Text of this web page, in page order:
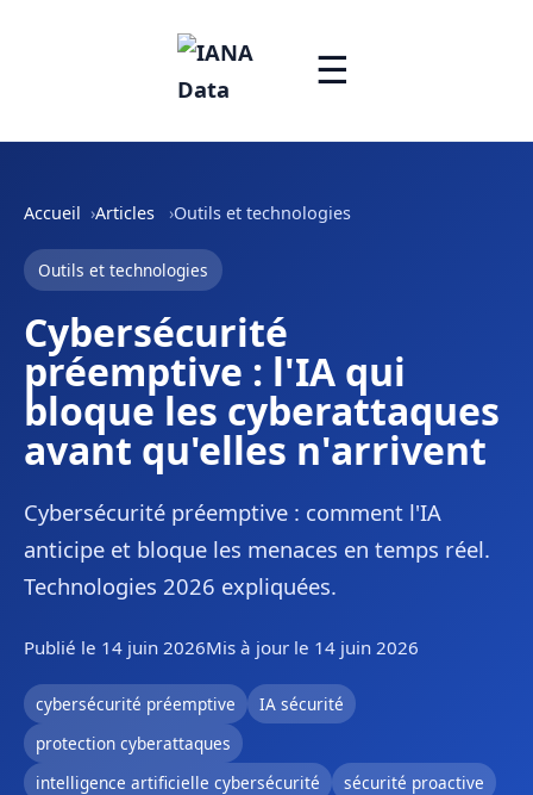
☰
Accueil Articles Outils et technologies
Outils et technologies
Cybersécurité
préemptive : l'IA qui
bloque les cyberattaques
avant qu'elles n'arrivent
Cybersécurité préemptive : comment l'IA
anticipe et bloque les menaces en temps réel.
Technologies 2026 expliquées.
Publié le 14 juin 2026Mis à jour le 14 juin 2026
cybersécurité préemptive
IA sécurité
protection cyberattaques
intelligence artificielle cybersécurité
sécurité proactive